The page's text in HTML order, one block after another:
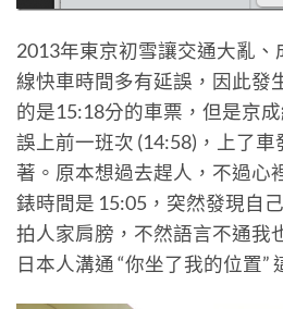
2013年東京初雪讓交通大亂
線快車時間多有延誤，因此發
的是15:18分的車票，但是京
誤上前一班次 (14:58)，上了
著。原本想過去趕人，不過心
錶時間是 15:05，突然發現自
拍人家肩膀，不然語言不通我
日本人溝通 “你坐了我的位置”